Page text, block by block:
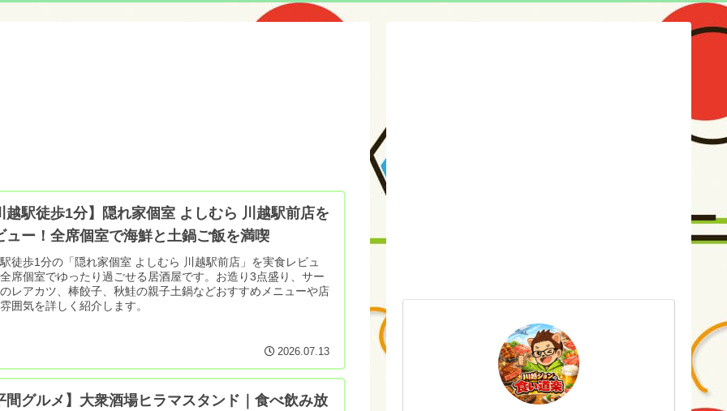
越駅徒歩1分】隠れ家個室 よしむら 川越駅前店を
ュー！全席個室で海鮮と土鍋ご飯を満喫
徒歩1分の「隠れ家個室 よしむら 川越駅前店」を実食レビュ
席個室でゆったり過ごせる居酒屋です。お造り3点盛り、サー
レアカツ、棒餃子、秋鮭の親子土鍋などおすすめメニューや店
囲気を詳しく紹介します。
2026.07.13
間グルメ】大衆酒場ヒラマスタンド｜食べ飲み放